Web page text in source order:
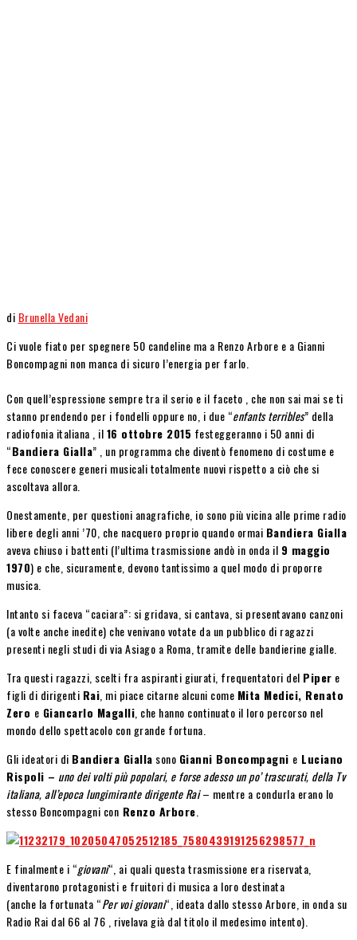
di Brunella Vedani
Ci vuole fiato per spegnere 50 candeline ma a Renzo Arbore e a Gianni
Boncompagni non manca di sicuro l’energia per farlo.
Con quell’espressione sempre tra il serio e il faceto , che non sai mai se ti
stanno prendendo per i fondelli oppure no, i due “enfants terribles” della
radiofonia italiana , il16 ottobre 2015 festeggeranno i 50 anni di
“Bandiera Gialla” , un programma che diventò fenomeno di costume e
fece conoscere generi musicali totalmente nuovi rispetto a ciò che si
ascoltava allora.
Onestamente, per questioni anagrafiche, io sono più vicina alle prime radio
libere degli anni ’70, che nacquero proprio quando ormai Bandiera Gialla
aveva chiuso i battenti (l’ultima trasmissione andò in onda il 9 maggio
1970) e che, sicuramente, devono tantissimo a quel modo di proporre
musica.
Intanto si faceva “caciara”: si gridava, si cantava, si presentavano canzoni
(a volte anche inedite) che venivano votate da un pubblico di ragazzi
presenti negli studi di via Asiago a Roma, tramite delle bandierine gialle.
Tra questi ragazzi, scelti fra aspiranti giurati, frequentatori del Piper e
figli di dirigenti Rai , mi piace citarne alcuni come Mita Medici, Renato
Zero e Giancarlo Magalli , che hanno continuato il loro percorso nel
mondo dello spettacolo con grande fortuna.
Gli ideatori di Bandiera Gialla sono Gianni Boncompagni e Luciano
Rispoli – uno dei volti più popolari, e forse adesso un po’ trascurati, della Tv
italiana, all’epoca lungimirante dirigente Rai– mentre a condurla erano lo
stesso Boncompagni con Renzo Arbore
E finalmente i “giovani“, ai quali questa trasmissione era riservata,
diventarono protagonisti e fruitori di musica a loro destinata
(anche la fortunata “Per voi giovani“, ideata dallo stesso Arbore, in onda su
Radio Rai dal 66 al 76 , rivelava già dal titolo il medesimo intento).